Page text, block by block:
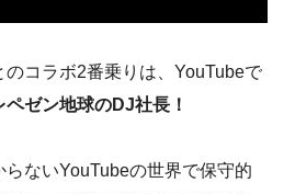
のコラボ2番乗りは、YouTubeで
ペゼン地球のDJ社長！
らないYouTubeの世界で保守的